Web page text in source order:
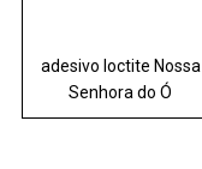
adesivo loctite Nossa
Senhora do Ó